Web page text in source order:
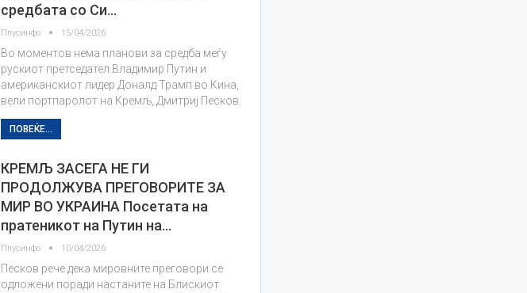
средбата со Си…
Плусинфо 15/04/2026
Во моментов нема планови за средба меѓу
рускиот претседател Владимир Путин и
американскиот лидер Доналд Трамп во Кина,
вели портпаролот на Кремљ, Дмитриј Песков.
ПОВЕЌЕ...
КРЕМЉ ЗАСЕГА НЕ ГИ
ПРОДОЛЖУВА ПРЕГОВОРИТЕ ЗА
МИР ВО УКРАИНА Посетата на
пратеникот на Путин на…
Плусинфо 10/04/2026
Песков рече дека мировните преговори се
одложени поради настаните на Блискиот